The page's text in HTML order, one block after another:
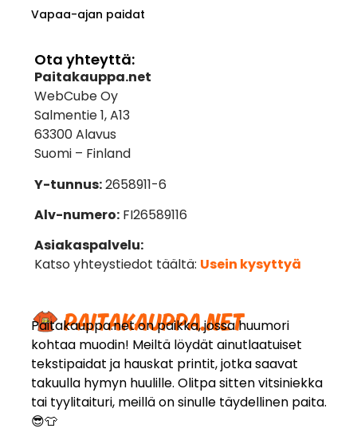
Paitakauppa.net on paikka, jossa huumori
kohtaa muodin! Meiltä löydät ainutlaatuiset
tekstipaidat ja hauskat printit, jotka saavat
takuulla hymyn huulille. Olitpa sitten vitsiniekka
tai tyylitaituri, meillä on sinulle täydellinen paita.
😎👕
Vapaa-ajan paidat
Ota yhteyttä:
Paitakauppa.net
WebCube Oy
Salmentie 1, A13
63300 Alavus
Suomi – Finland
Y-tunnus:2658911-6
Alv-numero:FI26589116
Asiakaspalvelu:
Katso yhteystiedot täältä: Usein kysyttyä